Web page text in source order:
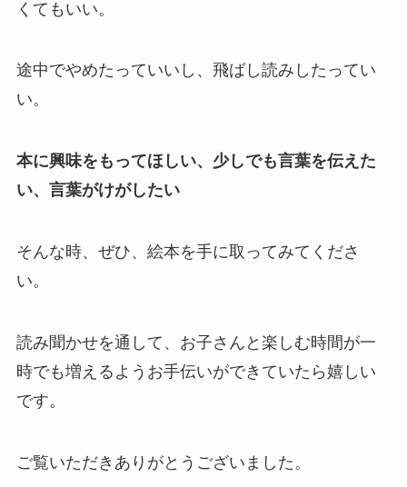
くてもいい。
途中でやめたっていいし、飛ばし読みしたってい
い。
本に興味をもってほしい、少しでも言葉を伝えた
い、言葉がけがしたい
そんな時、ぜひ、絵本を手に取ってみてくださ
い。
読み聞かせを通して、お子さんと楽しむ時間が一
時でも増えるようお手伝いができていたら嬉しい
です。
ご覧いただきありがとうございました。